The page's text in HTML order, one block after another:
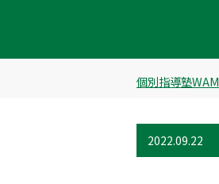
個別指導塾WAM
2022.09.22